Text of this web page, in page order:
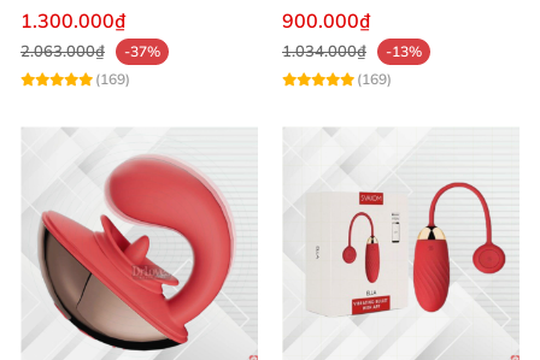
điều khiển từ xa
1.300.000₫
2.063.000₫
-37%
(169)
rung sạc tiện lợi
900.000₫
1.034.000₫
-13%
(169)